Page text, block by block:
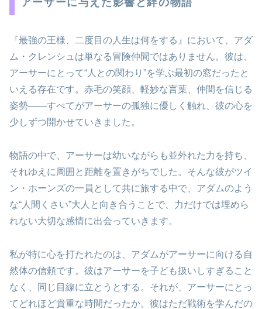
アーサーに与えた影響と絆の物語
『最強の王様、二度目の人生は何をする』において、アダ
ム・クレンシュは単なる冒険仲間ではありません。彼は、
アーサーにとって“人との関わり”を学ぶ最初の窓だったと
いえる存在です。赤毛の笑顔、軽妙な言葉、仲間を信じる
姿勢――すべてがアーサーの孤独に優しく触れ、彼の心を
少しずつ開かせていきました。
物語の中で、アーサーは幼いながらも並外れた力を持ち、
それゆえに周囲と距離を置きがちでした。そんな彼がツイ
ン・ホーンズの一員として共に旅する中で、アダムのよう
な“人間くさい”大人と向き合うことで、力だけでは埋めら
れない大切な感情に出会っていきます。
私が特に心を打たれたのは、アダムがアーサーに向ける自
然体の信頼です。彼はアーサーを子ども扱いしすぎること
なく、同じ目線に立とうとする。それが、アーサーにとっ
てどれほど貴重な時間だったか。彼はただ戦術を学んだの